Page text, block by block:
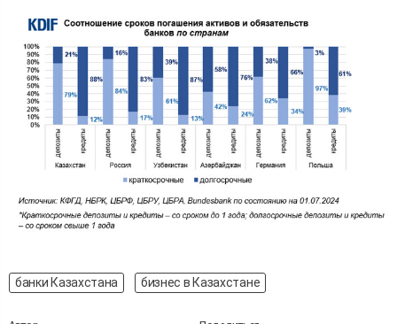
банки Казахстана бизнес в Казахстане